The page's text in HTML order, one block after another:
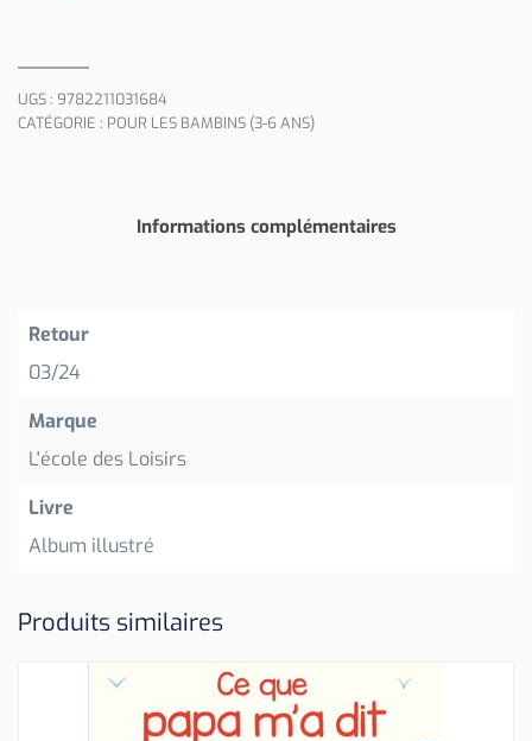
UGS : 9782211031684
CATÉGORIE : POUR LES BAMBINS (3-6 ANS)
Informations complémentaires
Retour
03/24
Marque
L'école des Loisirs
Livre
Album illustré
Produits similaires